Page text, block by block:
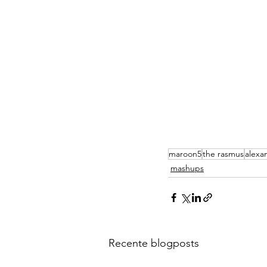
maroon5the rasmus
mashups
Recente blogposts